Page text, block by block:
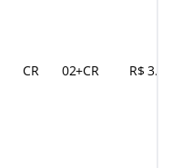
CR 02+CR R$